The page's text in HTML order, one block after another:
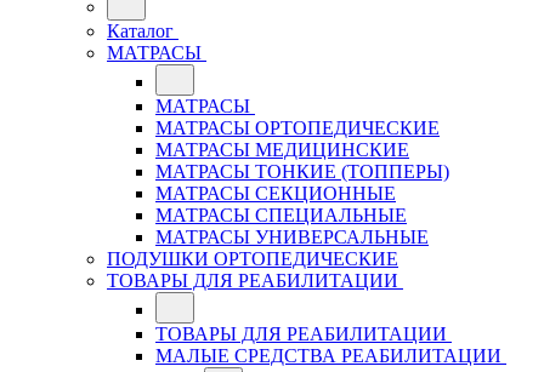
Каталог
МАТРАСЫ
МАТРАСЫ
МАТРАСЫ ОРТОПЕДИЧЕСКИЕ
МАТРАСЫ МЕДИЦИНСКИЕ
МАТРАСЫ ТОНКИЕ (ТОППЕРЫ)
МАТРАСЫ СЕКЦИОННЫЕ
МАТРАСЫ СПЕЦИАЛЬНЫЕ
МАТРАСЫ УНИВЕРСАЛЬНЫЕ
ПОДУШКИ ОРТОПЕДИЧЕСКИЕ
ТОВАРЫ ДЛЯ РЕАБИЛИТАЦИИ
ТОВАРЫ ДЛЯ РЕАБИЛИТАЦИИ
МАЛЫЕ СРЕДСТВА РЕАБИЛИТАЦИИ